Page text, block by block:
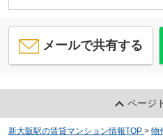
メールで共有する
ページ
新大阪駅の賃貸マンション情報TOP > 物